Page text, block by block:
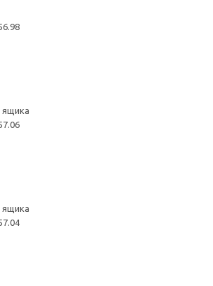
ящика
ящика